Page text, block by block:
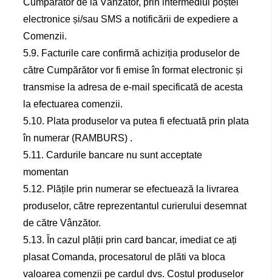
Cumpărător de la Vânzător, prin intermediul poștei
electronice și/sau SMS a notificării de expediere a
Comenzii.
5.9. Facturile care confirmă achiziția produselor de
către Cumpărător vor fi emise în format electronic și
transmise la adresa de e-mail specificată de acesta
la efectuarea comenzii.
5.10. Plata produselor va putea fi efectuată prin plata
în numerar (RAMBURS) .
5.11. Cardurile bancare nu sunt acceptate
momentan
5.12. Plățile prin numerar se efectuează la livrarea
produselor, către reprezentantul curierului desemnat
de către Vânzător.
5.13. În cazul plății prin card bancar, imediat ce ați
plasat Comanda, procesatorul de plăti va bloca
valoarea comenzii pe cardul dvs. Costul produselor